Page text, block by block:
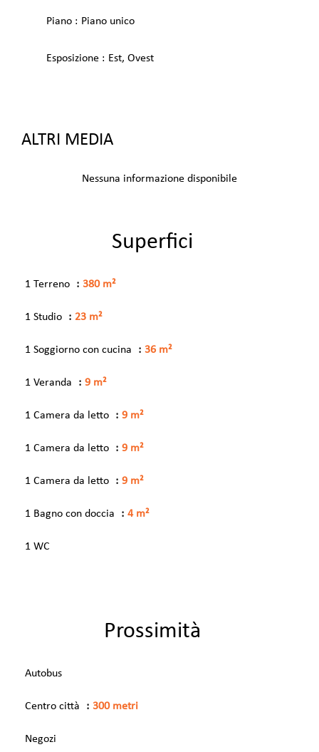
Piano Piano unico
Esposizione Est, Ovest
ALTRI MEDIA
Nessuna informazione disponibile
Superfici
1 Terreno 380 m²
1 Studio 23 m²
1 Soggiorno con cucina 36 m²
1 Veranda 9 m²
1 Camera da letto 9 m²
1 Camera da letto 9 m²
1 Camera da letto 9 m²
1 Bagno con doccia 4 m²
1 WC
Prossimità
Autobus
Centro città 300 metri
Negozi